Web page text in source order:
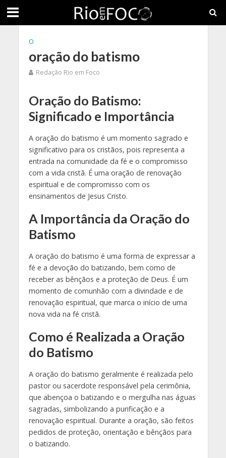
O
oração do batismo
Redação Rio em Foco
Oração do Batismo:
Significado e Importância
A oração do batismo é um momento sagrado e
significativo para os cristãos, pois representa a
entrada na comunidade da fé e o compromisso
com a vida cristã. É uma oração de renovação
espiritual e de compromisso com os
ensinamentos de Jesus Cristo.
A Importância da Oração do
Batismo
A oração do batismo é uma forma de expressar a
fé e a devoção do batizando, bem como de
receber as bênçãos e a proteção de Deus. É um
momento de comunhão com a divindade e de
renovação espiritual, que marca o início de uma
nova vida na fé cristã.
Como é Realizada a Oração
do Batismo
A oração do batismo geralmente é realizada pelo
pastor ou sacerdote responsável pela cerimônia,
que abençoa o batizando e o mergulha nas águas
sagradas, simbolizando a purificação e a
renovação espiritual. Durante a oração, são feitos
pedidos de proteção, orientação e bênçãos para
o batizando.